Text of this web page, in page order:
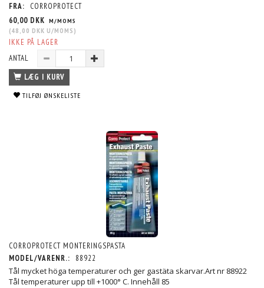
FRA:
CORROPROTECT
60,00 DKK M/MOMS
(48,00 DKK U/MOMS )
IKKE PÅ LAGER
ANTAL
LÆG I KURV
TILFØJ ØNSKELISTE
CORROPROTECT MONTERINGSPASTA
MODEL/VARENR.:
88922
Tål mycket höga temperaturer och ger gastäta skarvar.Art nr 88922
Tål temperaturer upp till +1000° C. Innehåll 85